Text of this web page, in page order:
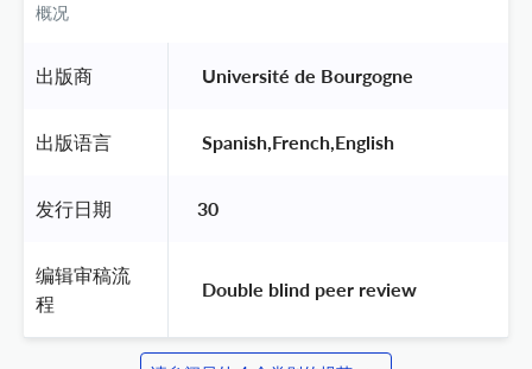
概况
出版商 Université de Bourgogne
出版语言 Spanish,French,English
发行日期 30
编辑审稿流
程
Double blind peer review